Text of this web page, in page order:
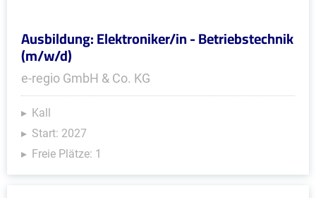
Ausbildung: Elektroniker/in - Betriebstechnik
(m/w/d)
e-regio GmbH & Co. KG
Kall
Start: 2027
Freie Plätze: 1